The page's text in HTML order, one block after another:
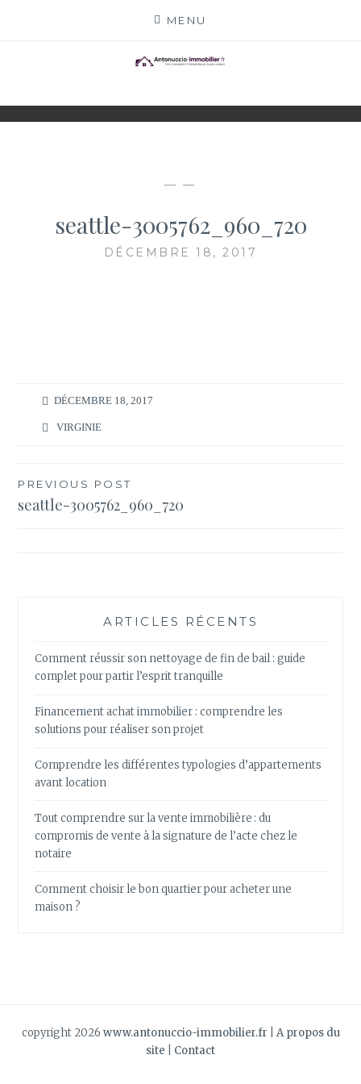
MENU
ANTONUCCIO-
IMMOBILIER.FR
ACTEURS
— —
seattle-3005762_960_720
DÉCEMBRE 18, 2017
DÉCEMBRE 18, 2017
VIRGINIE
Navigation
de
PREVIOUS POST
seattle-3005762_960_720
ARTICLES RÉCENTS
Comment réussir son nettoyage de fin de bail : guide
complet pour partir l’esprit tranquille
Financement achat immobilier : comprendre les
solutions pour réaliser son projet
Comprendre les différentes typologies d’appartements
avant location
Tout comprendre sur la vente immobilière : du
compromis de vente à la signature de l’acte chez le
notaire
Comment choisir le bon quartier pour acheter une
maison ?
copyright 2026 www.antonuccio-immobilier.fr
A propos du
site
Contact